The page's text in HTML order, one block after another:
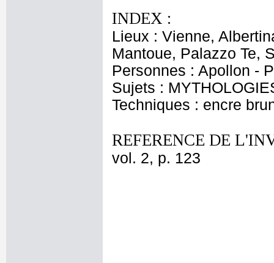
INDEX :
Lieux : Vienne,
Mantoue, Palazzo Te,
Personnes : Apollon -
Sujets :
Techniques : encre
REFERENCE DE
vol. 2, p. 123